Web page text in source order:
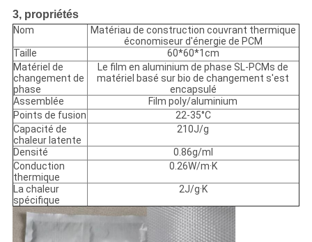
3, propriétés
Nom
Matériau de construction couvrant thermique
économiseur d'énergie de PCM
Taille
60*60*1cm
Matériel de
changement de
phase
Le film en aluminium de phase SL-PCMs de
matériel basé sur bio de changement s'est
encapsulé
Assemblée
Film poly/aluminium
Points de fusion
22-35°C
Capacité de
chaleur latente
210J/g
Densité
0.86g/ml
Conduction
thermique
0.26W/m·K
La chaleur
spécifique
2J/g·K